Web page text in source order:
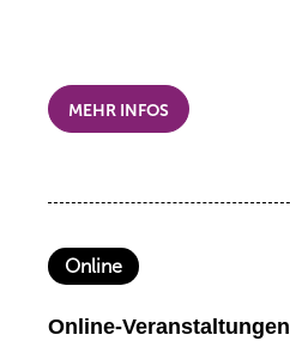
MEHR INFOS
Online
Online-Veranstaltungen